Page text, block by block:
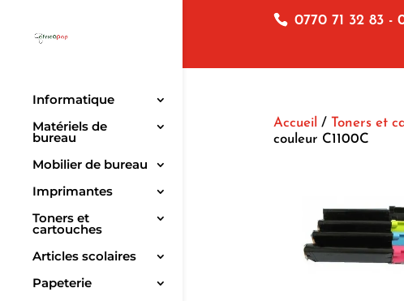
0770 71 32 83 -
Informatique
Matériels de
bureau
Mobilier de bureau
Imprimantes
Toners et
cartouches
Articles scolaires
Papeterie
Accueil / Toners et
couleur C1100C